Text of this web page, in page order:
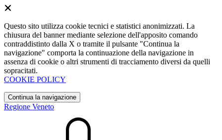
Questo sito utilizza cookie tecnici e statistici anonimizzati. La
chiusura del banner mediante selezione dell'apposito comando
contraddistinto dalla X o tramite il pulsante "Continua la
navigazione" comporta la continuazione della navigazione in
assenza di cookie o altri strumenti di tracciamento diversi da quelli
sopracitati.
COOKIE POLICY
Continua la navigazione
Regione Veneto